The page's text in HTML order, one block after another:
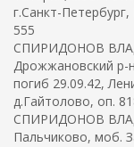
г.Санкт-
555
СПИРИДОНОВ
Дрожжановский р-
погиб 29.09.42,
д.Гайтолово, оп.
СПИРИДОНОВ
Пальчиково, моб.